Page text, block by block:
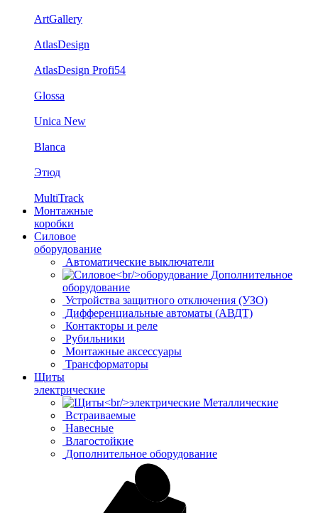
ArtGallery
AtlasDesign
AtlasDesign Profi54
Glossa
Unica New
Blanca
Этюд
MultiTrack
Монтажные
коробки
Силовое
оборудование
Автоматические выключатели
Дополнительное
оборудование
Устройства защитного отключения (УЗО)
Дифференциальные автоматы (АВДТ)
Контакторы и реле
Рубильники
Монтажные аксессуары
Трансформаторы
Щиты
электрические
Металлические
Встраиваемые
Навесные
Влагостойкие
Дополнительное оборудование